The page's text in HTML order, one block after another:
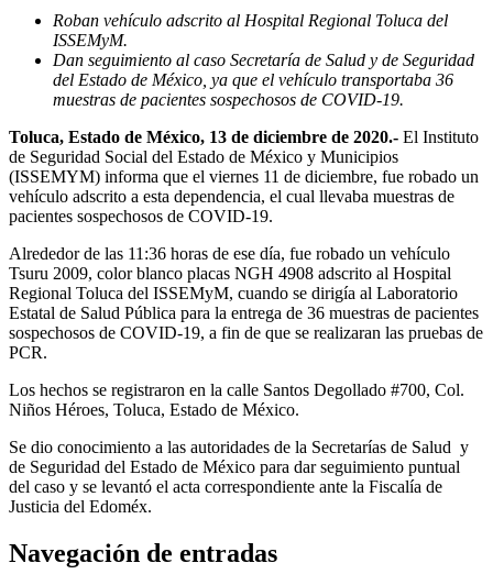
Roban vehículo adscrito al Hospital Regional Toluca del
ISSEMyM.
Dan seguimiento al caso Secretaría de Salud y de Seguridad
del Estado de México, ya que el vehículo transportaba 36
muestras de pacientes sospechosos de COVID-19.
Toluca, Estado de México, 13 de diciembre de 2020.- El Instituto
de Seguridad Social del Estado de México y Municipios
(ISSEMYM) informa que el viernes 11 de diciembre, fue robado un
vehículo adscrito a esta dependencia, el cual llevaba muestras de
pacientes sospechosos de COVID-19.
Alrededor de las 11:36 horas de ese día, fue robado un vehículo
Tsuru 2009, color blanco placas NGH 4908 adscrito al Hospital
Regional Toluca del ISSEMyM, cuando se dirigía al Laboratorio
Estatal de Salud Pública para la entrega de 36 muestras de pacientes
sospechosos de COVID-19, a fin de que se realizaran las pruebas de
PCR.
Los hechos se registraron en la calle Santos Degollado #700, Col.
Niños Héroes, Toluca, Estado de México.
Se dio conocimiento a las autoridades de la Secretarías de Salud y
de Seguridad del Estado de México para dar seguimiento puntual
del caso y se levantó el acta correspondiente ante la Fiscalía de
Justicia del Edoméx.
Navegación de entradas